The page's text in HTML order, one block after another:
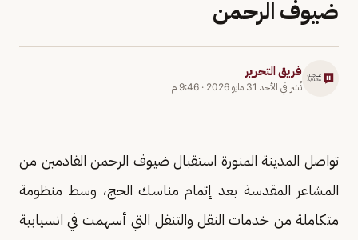
ضيوف الرحمن
فريق التحرير
نُشر في الأحد 31 مايو 2026 · 9:46 م
تواصل المدينة المنورة استقبال ضيوف الرحمن القادمين من
المشاعر المقدسة بعد إتمام مناسك الحج، وسط منظومة
متكاملة من خدمات النقل والتنقل التي أسهمت في انسيابية